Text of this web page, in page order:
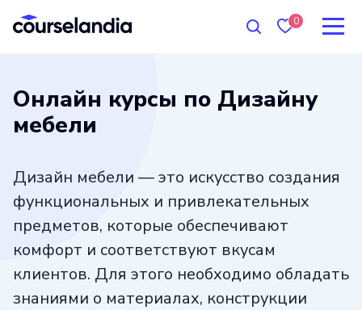
0
Онлайн курсы по Дизайну
мебели
Дизайн мебели — это искусство создания
функциональных и привлекательных
предметов, которые обеспечивают
комфорт и соответствуют вкусам
клиентов. Для этого необходимо обладать
знаниями о материалах, конструкции